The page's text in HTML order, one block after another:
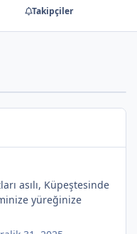
Takipçiler
asılı, Küpeştesinde
yüreğinize